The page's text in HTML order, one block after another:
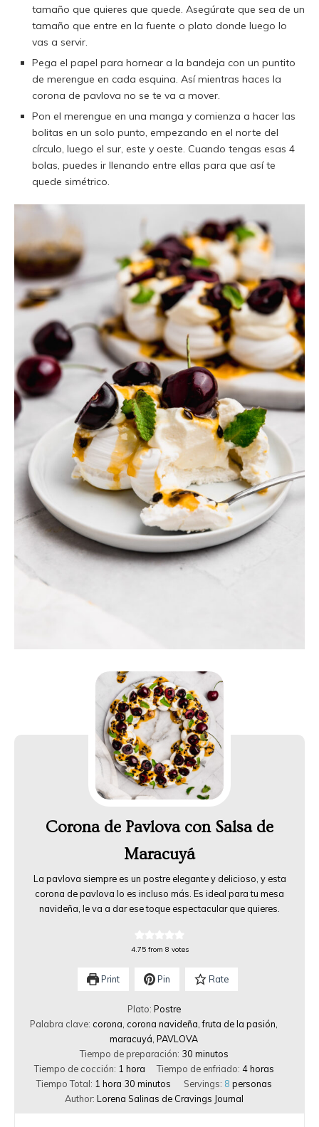
tamaño que quieres que quede. Asegúrate que sea de un
tamaño que entre en la fuente o plato donde luego lo
vas a servir.
Pega el papel para hornear a la bandeja con un puntito
de merengue en cada esquina. Así mientras haces la
corona de pavlova no se te va a mover.
Pon el merengue en una manga y comienza a hacer las
bolitas en un solo punto, empezando en el norte del
círculo, luego el sur, este y oeste. Cuando tengas esas 4
bolas, puedes ir llenando entre ellas para que así te
quede simétrico.
Corona de Pavlova con Salsa de
Maracuyá
La pavlova siempre es un postre elegante y delicioso, y esta
corona de pavlova lo es incluso más. Es ideal para tu mesa
navideña, le va a dar ese toque espectacular que quieres.
4.75from 8 votes
Print Pin Rate
Plato: Postre
Palabra clave: corona, corona navideña, fruta de la pasión,
maracuyá, PAVLOVA
Tiempo de preparación: 30 minutos
Tiempo de cocción: 1 hora Tiempo de enfriado: 4 horas
Tiempo Total: 1 hora 30 minutos Servings: 8 personas
Author: Lorena Salinas de Cravings Journal